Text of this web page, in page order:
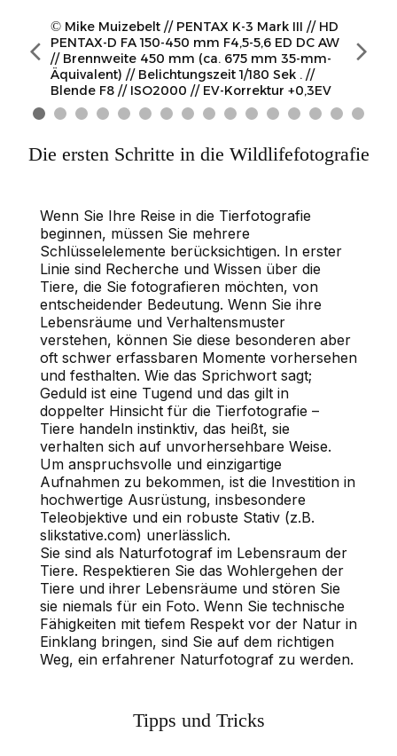
© Mike Muizebelt // PENTAX K-3 Mark III // HD
PENTAX-D FA 150-450 mm F4,5-5,6 ED DC AW
// Brennweite 450 mm (ca. 675 mm 35-mm-
Äquivalent) // Belichtungszeit 1/180 Sek . //
Blende F8 // ISO2000 // EV-Korrektur +0,3EV
Die ersten Schritte in die Wildlifefotografie
Wenn Sie Ihre Reise in die Tierfotografie
beginnen, müssen Sie mehrere
Schlüsselelemente berücksichtigen. In erster
Linie sind Recherche und Wissen über die
Tiere, die Sie fotografieren möchten, von
entscheidender Bedeutung. Wenn Sie ihre
Lebensräume und Verhaltensmuster
verstehen, können Sie diese besonderen aber
oft schwer erfassbaren Momente vorhersehen
und festhalten. Wie das Sprichwort sagt;
Geduld ist eine Tugend und das gilt in
doppelter Hinsicht für die Tierfotografie –
Tiere handeln instinktiv, das heißt, sie
verhalten sich auf unvorhersehbare Weise.
Um anspruchsvolle und einzigartige
Aufnahmen zu bekommen, ist die Investition in
hochwertige Ausrüstung, insbesondere
Teleobjektive und ein robuste Stativ (z.B.
slikstative.com) unerlässlich.
Sie sind als Naturfotograf im Lebensraum der
Tiere. Respektieren Sie das Wohlergehen der
Tiere und ihrer Lebensräume und stören Sie
sie niemals für ein Foto. Wenn Sie technische
Fähigkeiten mit tiefem Respekt vor der Natur in
Einklang bringen, sind Sie auf dem richtigen
Weg, ein erfahrener Naturfotograf zu werden.
Tipps und Tricks